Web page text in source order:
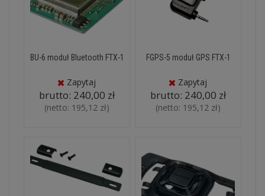
BU-6 moduł Bluetooth FTX-1
Zapytaj
brutto: 240,00 zł
(netto: 195,12 zł)
FGPS-5 moduł GPS FTX-1
Zapytaj
brutto: 240,00 zł
(netto: 195,12 zł)